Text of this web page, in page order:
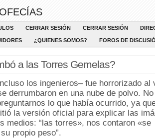
CERRAR SESIÓN CERRAR SESIÓN
¿QUIENES SOMOS? FOROS DE
a las Torres Gemelas?
los ingenieros– fue horrorizado al
derrumbaron en una nube de polvo.
lo que había ocurrido, ya
la versión oficial para explicar las
medios: “las torres», nos contaron «se
propio peso”.